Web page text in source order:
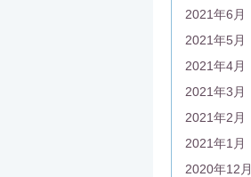
2021年6月
2021年5月
2021年4月
2021年3月
2021年2月
2021年1月
2020年12月